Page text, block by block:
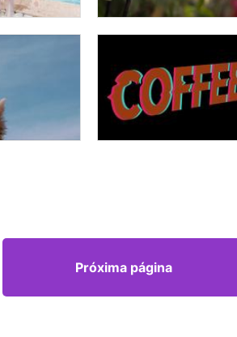
Próxima página